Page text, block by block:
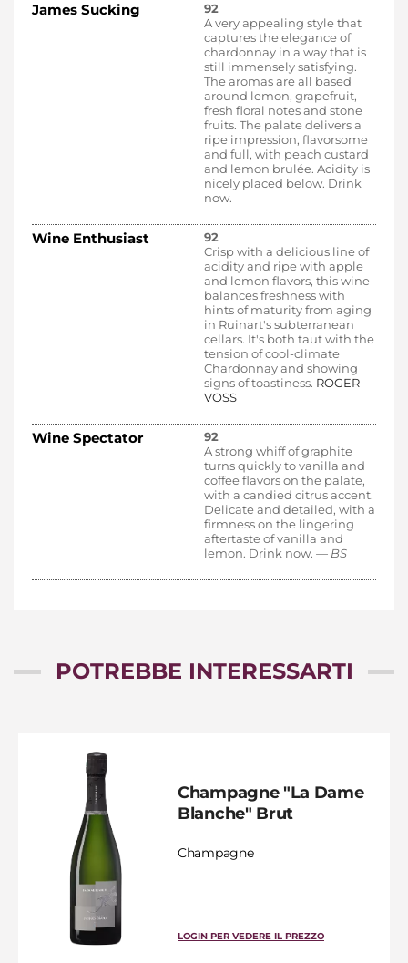
James Sucking
92
A very appealing style that
captures the elegance of
chardonnay in a way that is
still immensely satisfying.
The aromas are all based
around lemon, grapefruit,
fresh floral notes and stone
fruits. The palate delivers a
ripe impression, flavorsome
and full, with peach custard
and lemon brulée. Acidity is
nicely placed below. Drink
now.
Wine Enthusiast
92
Crisp with a delicious line of
acidity and ripe with apple
and lemon flavors, this wine
balances freshness with
hints of maturity from aging
in Ruinart's subterranean
cellars. It's both taut with the
tension of cool-climate
Chardonnay and showing
signs of toastiness. ROGER
VOSS
Wine Spectator
92
A strong whiff of graphite
turns quickly to vanilla and
coffee flavors on the palate,
with a candied citrus accent.
Delicate and detailed, with a
firmness on the lingering
aftertaste of vanilla and
lemon. Drink now. — BS
POTREBBE INTERESSARTI
Champagne "La Dame
Blanche" Brut
Champagne
LOGIN PER VEDERE IL PREZZO